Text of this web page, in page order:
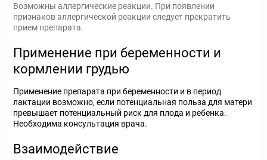
Возможны аллергические реакции. При появлении
признаков аллергической реакции следует прекратить
прием препарата.
Применение при беременности и
кормлении грудью
Применение препарата при беременности и в период
лактации возможно, если потенциальная польза для матери
превышает потенциальный риск для плода и ребенка.
Необходима консультация врача.
Взаимодействие